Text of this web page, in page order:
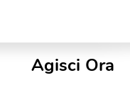
Agisci Ora